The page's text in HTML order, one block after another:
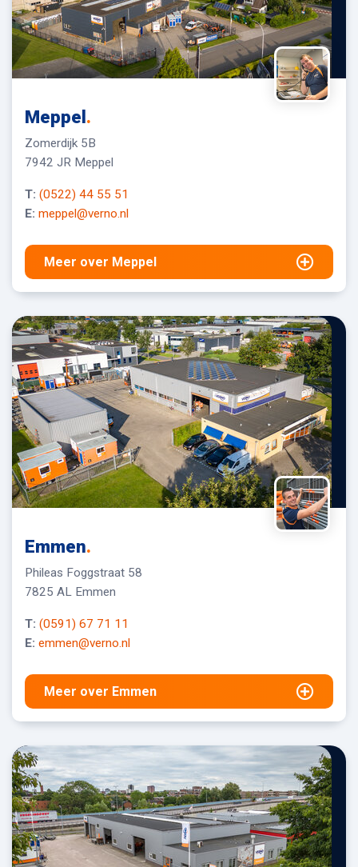
Meppel .
Zomerdijk 5B
7942 JR Meppel
T: (0522) 44 55 51
E: meppel@verno.nl
Meer over Meppel
Emmen.
Phileas Foggstraat 58
7825 AL Emmen
T: (0591) 67 71 11
E: emmen@verno.nl
Meer over Emmen